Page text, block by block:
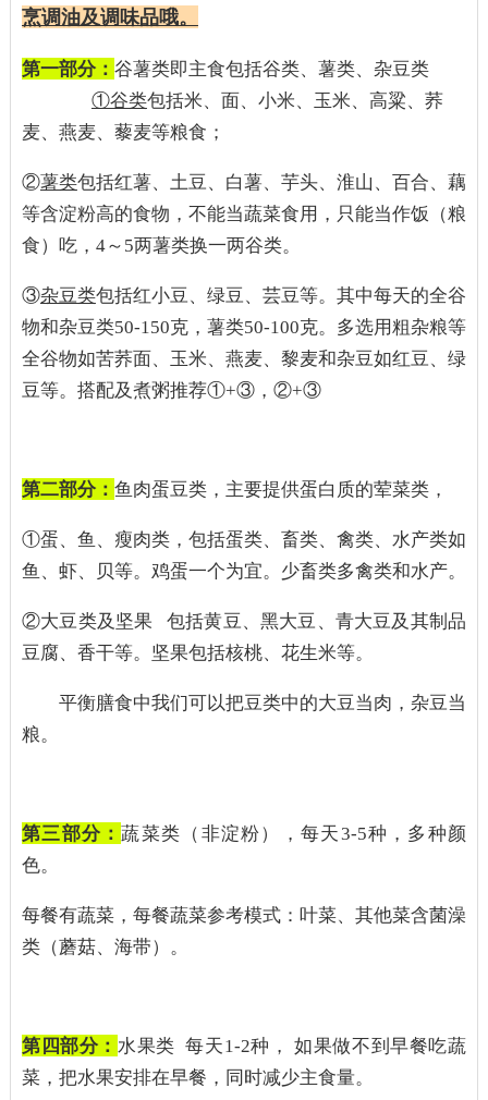
烹调油及调味品哦。
第一部分： 谷薯类即主食包括谷类、薯类、杂豆类
①谷类包括米、面、小米、玉米、高粱、荞
麦、燕麦、藜麦等粮食；
②薯类包括红薯、土豆、白薯、芋头、淮山、百合、藕
等含淀粉高的食物，不能当蔬菜食用，只能当作饭（粮
食）吃，4～5两薯类换一两谷类。
③杂豆类包括红小豆、绿豆、芸豆等。其中每天的全谷
物和杂豆类50-150克，薯类50-100克。多选用粗杂粮等
全谷物如苦荞面、玉米、燕麦、黎麦和杂豆如红豆、绿
豆等。搭配及煮粥推荐①+③，②+③
第二部分： 鱼肉蛋豆类，主要提供蛋白质的荤菜类，
①蛋、鱼、瘦肉类，包括蛋类、畜类、禽类、水产类如
鱼、虾、贝等。鸡蛋一个为宜。少畜类多禽类和水产。
②大豆类及坚果 包括黄豆、黑大豆、青大豆及其制品
豆腐、香干等。坚果包括核桃、花生米等。
平衡膳食中我们可以把豆类中的大豆当肉，杂豆当
粮。
第三部分：蔬菜类（非淀粉），每天3-5种，多种颜
色。
每餐有蔬菜，每餐蔬菜参考模式：叶菜、其他菜含菌澡
类（蘑菇、海带）。
第四部分：水果类 每天1-2种， 如果做不到早餐吃蔬
菜，把水果安排在早餐，同时减少主食量。